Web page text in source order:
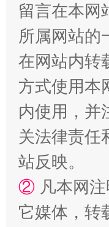
“蜀中异人”王
留言在本网
所属网站的
在网站内转
方式使用本
内使用，并
关法律责任
站反映。
② 凡本网
它媒体，转